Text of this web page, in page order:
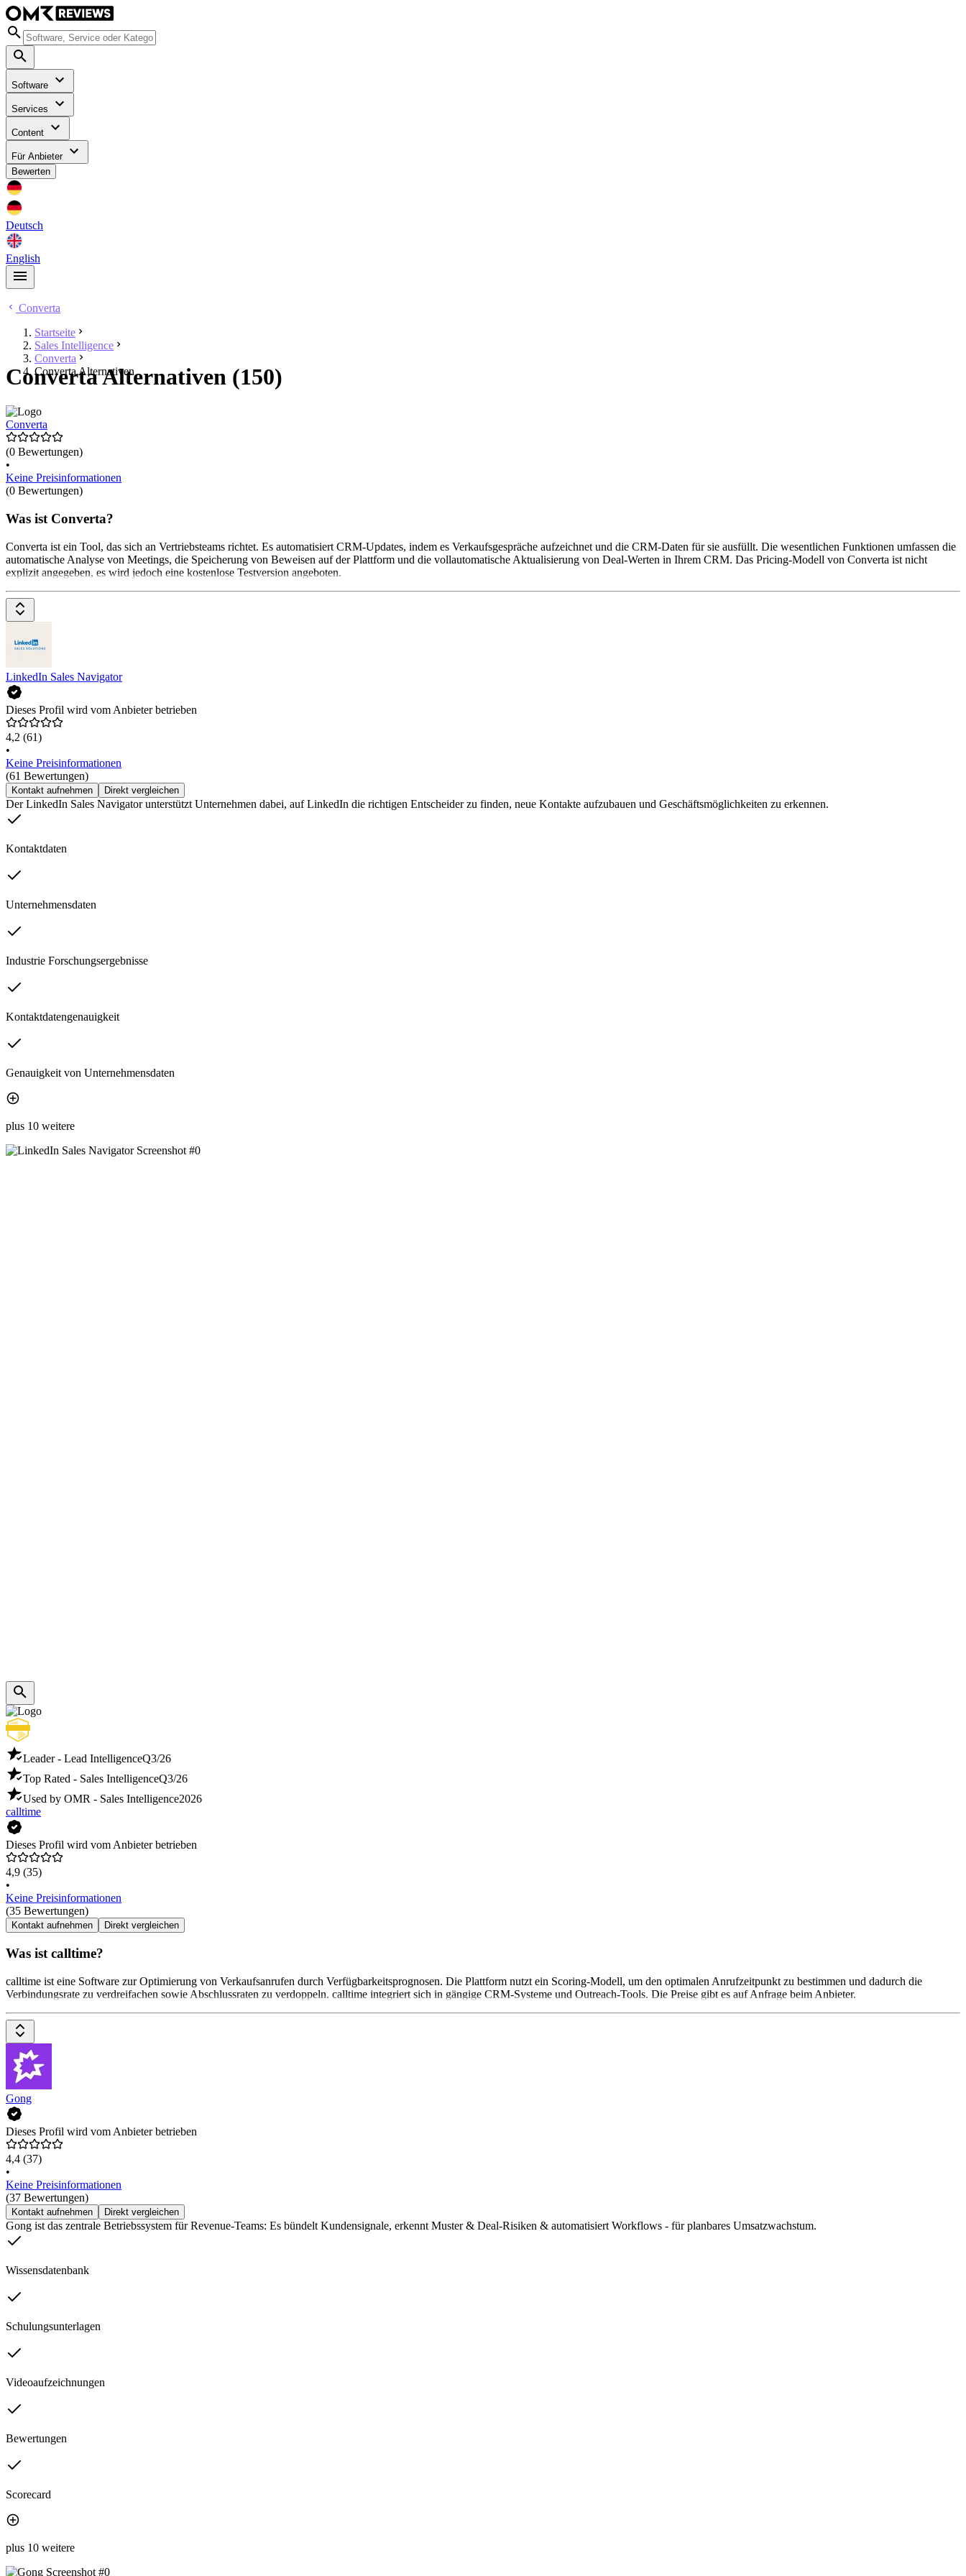
Software
Services
Content
Für Anbieter
Bewerten
Deutsch
English
Converta
Startseite
Sales Intelligence
Converta
Converta Alternativen
Converta Alternativen (150)
Converta
(0 Bewertungen)
•
Keine Preisinformationen
(0 Bewertungen)
Was ist Converta?
Converta ist ein Tool, das sich an Vertriebsteams richtet. Es automatisiert CRM-Updates, indem es Verkaufsgespräche aufzeichnet und die CRM-Daten für sie ausfüllt. Die wesentlichen Funktionen umfassen die
automatische Analyse von Meetings, die Speicherung von Beweisen auf der Plattform und die vollautomatische Aktualisierung von Deal-Werten in Ihrem CRM. Das Pricing-Modell von Converta ist nicht
explizit angegeben, es wird jedoch eine kostenlose Testversion angeboten.
LinkedIn Sales Navigator
Dieses Profil wird vom Anbieter betrieben
4,2 (61)
•
Keine Preisinformationen
(61 Bewertungen)
Kontakt aufnehmen Direkt vergleichen
Der LinkedIn Sales Navigator unterstützt Unternehmen dabei, auf LinkedIn die richtigen Entscheider zu finden, neue Kontakte aufzubauen und Geschäftsmöglichkeiten zu erkennen.
Kontaktdaten
Unternehmensdaten
Industrie Forschungsergebnisse
Kontaktdatengenauigkeit
Genauigkeit von Unternehmensdaten
plus 10 weitere
Leader - Lead IntelligenceQ3/26
Top Rated - Sales IntelligenceQ3/26
Used by OMR - Sales Intelligence2026
calltime
Dieses Profil wird vom Anbieter betrieben
4,9 (35)
•
Keine Preisinformationen
(35 Bewertungen)
Kontakt aufnehmen Direkt vergleichen
Was ist calltime?
calltime ist eine Software zur Optimierung von Verkaufsanrufen durch Verfügbarkeitsprognosen. Die Plattform nutzt ein Scoring-Modell, um den optimalen Anrufzeitpunkt zu bestimmen und dadurch die
Verbindungsrate zu verdreifachen sowie Abschlussraten zu verdoppeln. calltime integriert sich in gängige CRM-Systeme und Outreach-Tools. Die Preise gibt es auf Anfrage beim Anbieter.
Gong
Dieses Profil wird vom Anbieter betrieben
4,4 (37)
•
Keine Preisinformationen
(37 Bewertungen)
Kontakt aufnehmen Direkt vergleichen
Gong ist das zentrale Betriebssystem für Revenue-Teams: Es bündelt Kundensignale, erkennt Muster & Deal-Risiken & automatisiert Workflows - für planbares Umsatzwachstum.
Wissensdatenbank
Schulungsunterlagen
Videoaufzeichnungen
Bewertungen
Scorecard
plus 10 weitere